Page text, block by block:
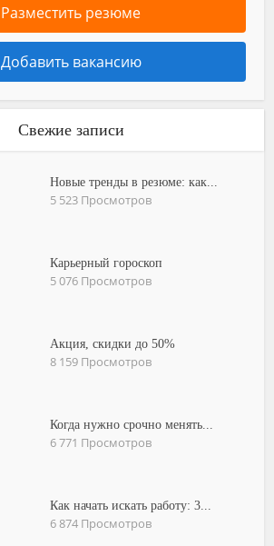
Разместить резюме
Добавить вакансию
Свежие записи
Новые тренды в резюме: как...
5 523 Просмотров
Карьерный гороскоп
5 076 Просмотров
Акция, скидки до 50%
8 159 Просмотров
Когда нужно срочно менять...
6 771 Просмотров
Как начать искать работу: 3...
6 874 Просмотров